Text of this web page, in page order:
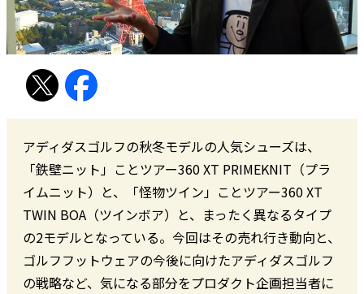
アディダスゴルフの秋冬モデルの人気シューズは、
「鉄壁ニット」ことツアー360 XT PRIMEKNIT（プラ
イムニット）と、「怪物ツイン」ことツアー360 XT
TWIN BOA（ツインボア）と、まったく異なるタイプ
の2モデルとなっている。今回はその売れ行き動向と、
ゴルフフットウェアの今後に向けたアディダスゴルフ
の戦略など、気になる部分をプロダクト企画担当者に